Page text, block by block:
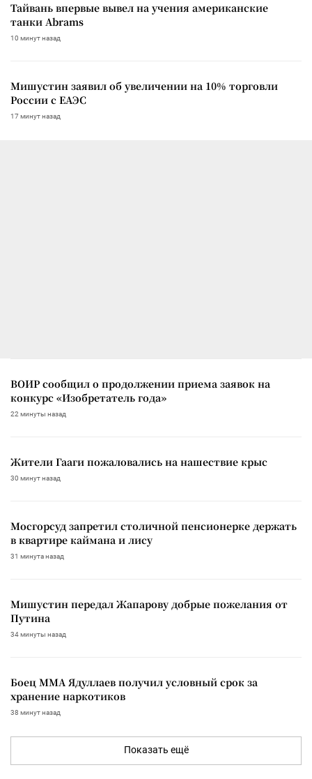
Тайвань впервые вывел на учения американские
танки Abrams
10 минут назад
Мишустин заявил об увеличении на 10% торговли
России с ЕАЭС
17 минут назад
ВОИР сообщил о продолжении приема заявок на
конкурс «Изобретатель года»
22 минуты назад
Жители Гааги пожаловались на нашествие крыс
30 минут назад
Мосгорсуд запретил столичной пенсионерке держать
в квартире каймана и лису
31 минута назад
Мишустин передал Жапарову добрые пожелания от
Путина
34 минуты назад
Боец ММА Ядуллаев получил условный срок за
хранение наркотиков
38 минут назад
Показать ещё